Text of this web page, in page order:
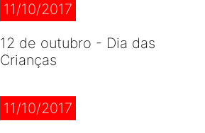
11/10/2017
12 de outubro - Dia das
Crianças
11/10/2017